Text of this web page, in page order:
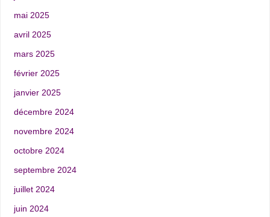
mai 2025
avril 2025
mars 2025
février 2025
janvier 2025
décembre 2024
novembre 2024
octobre 2024
septembre 2024
juillet 2024
juin 2024